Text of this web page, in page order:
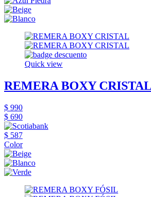
Quick view
REMERA BOXY CRISTAL
$ 990
$ 690
$ 587
Color